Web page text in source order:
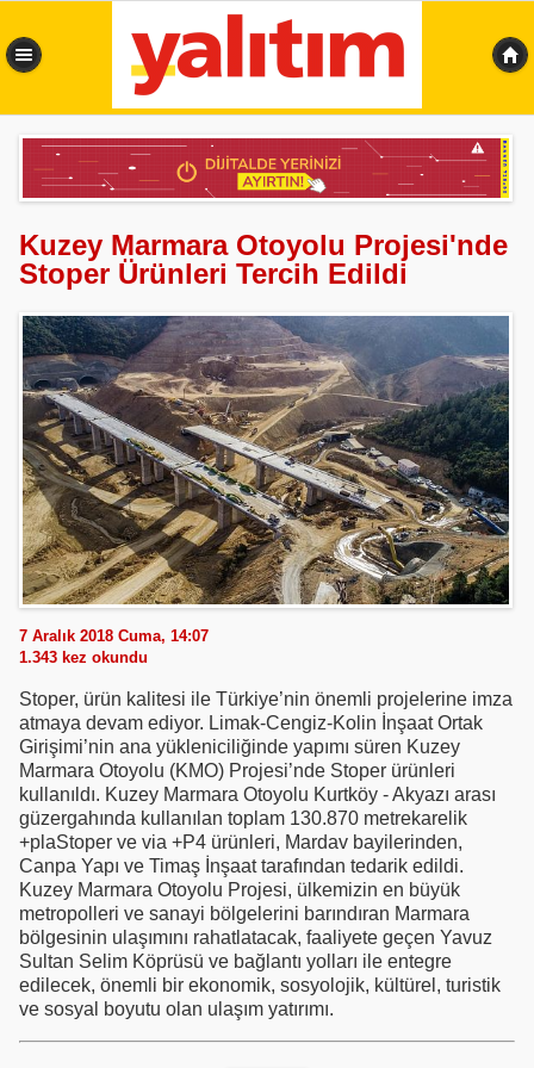
Kuzey Marmara Otoyolu Projesi'nde
Stoper Ürünleri Tercih Edildi
7 Aralık 2018 Cuma, 14:07
1.343 kez okundu
Stoper, ürün kalitesi ile Türkiye’nin önemli projelerine imza
atmaya devam ediyor. Limak-Cengiz-Kolin İnşaat Ortak
Girişimi’nin ana yükleniciliğinde yapımı süren Kuzey
Marmara Otoyolu (KMO) Projesi’nde Stoper ürünleri
kullanıldı. Kuzey Marmara Otoyolu Kurtköy - Akyazı arası
güzergahında kullanılan toplam 130.870 metrekarelik
+plaStoper ve via +P4 ürünleri, Mardav bayilerinden,
Canpa Yapı ve Timaş İnşaat tarafından tedarik edildi.
Kuzey Marmara Otoyolu Projesi, ülkemizin en büyük
metropolleri ve sanayi bölgelerini barındıran Marmara
bölgesinin ulaşımını rahatlatacak, faaliyete geçen Yavuz
Sultan Selim Köprüsü ve bağlantı yolları ile entegre
edilecek, önemli bir ekonomik, sosyolojik, kültürel, turistik
ve sosyal boyutu olan ulaşım yatırımı.
0,359 sn